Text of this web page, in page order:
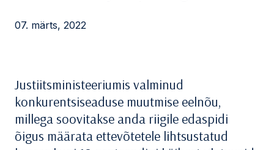
07. märts, 2022
Justiitsministeeriumis valminud
konkurentsiseaduse muutmise eelnõu,
millega soovitakse anda riigile edaspidi
õigus määrata ettevõtetele lihtsustatud